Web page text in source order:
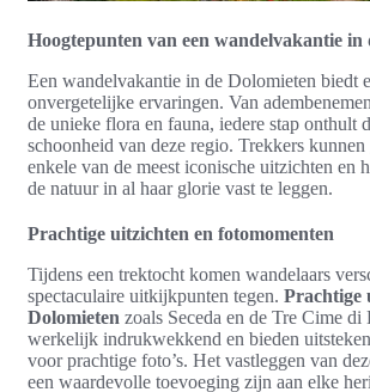
Hoogtepunten van een wandelvakantie in
Een wandelvakantie in de Dolomieten biedt
onvergetelijke ervaringen. Van
de unieke flora en fauna, iedere stap onthult
schoonheid van deze regio. Trekkers kunnen
enkele van de meest iconische uitzichten en
de natuur in al haar glorie vast te leggen.
Prachtige uitzichten en fotomomenten
Tijdens een trektocht komen wandelaars
spectaculaire uitkijkpunten tegen. Prachtige
Dolomieten zoals Seceda en de Tre Cime di
werkelijk indrukwekkend en bieden
voor prachtige foto’s. Het vastleggen van
een waardevolle toevoeging zijn aan elke